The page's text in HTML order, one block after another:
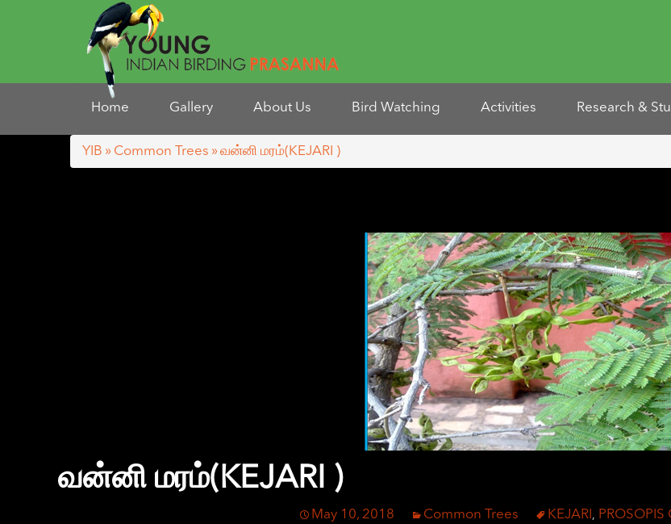
Home Gallery About Us Bird Watching Activities Research &
YIB » Common Trees » வன்னி மரம்(KEJARI )
வன்னி மரம்(KEJARI )
May 10, 2018 Common Trees KEJARI , PROSOPIS